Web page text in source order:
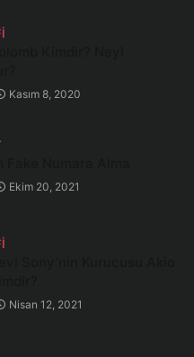
Kasım 8, 2020
Ekim 20, 2021
Nisan 12, 2021